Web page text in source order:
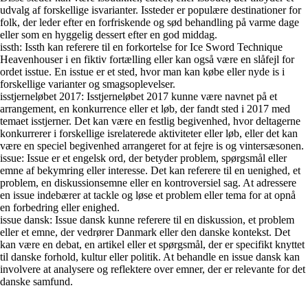
udvalg af forskellige isvarianter. Issteder er populære destinationer for
folk, der leder efter en forfriskende og sød behandling på varme dage
eller som en hyggelig dessert efter en god middag.
issth: Issth kan referere til en forkortelse for Ice Sword Technique
Heavenhouser i en fiktiv fortælling eller kan også være en slåfejl for
ordet isstue. En isstue er et sted, hvor man kan købe eller nyde is i
forskellige varianter og smagsoplevelser.
isstjerneløbet 2017: Isstjerneløbet 2017 kunne være navnet på et
arrangement, en konkurrence eller et løb, der fandt sted i 2017 med
temaet isstjerner. Det kan være en festlig begivenhed, hvor deltagerne
konkurrerer i forskellige isrelaterede aktiviteter eller løb, eller det kan
være en speciel begivenhed arrangeret for at fejre is og vintersæsonen.
issue: Issue er et engelsk ord, der betyder problem, spørgsmål eller
emne af bekymring eller interesse. Det kan referere til en uenighed, et
problem, en diskussionsemne eller en kontroversiel sag. At adressere
en issue indebærer at tackle og løse et problem eller tema for at opnå
en forbedring eller enighed.
issue dansk: Issue dansk kunne referere til en diskussion, et problem
eller et emne, der vedrører Danmark eller den danske kontekst. Det
kan være en debat, en artikel eller et spørgsmål, der er specifikt knyttet
til danske forhold, kultur eller politik. At behandle en issue dansk kan
involvere at analysere og reflektere over emner, der er relevante for det
danske samfund.